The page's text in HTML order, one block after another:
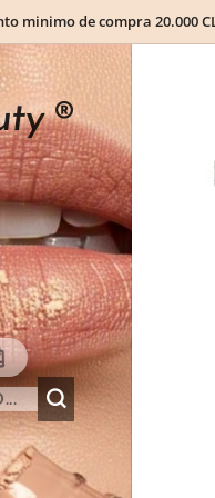
minimo de compra 20.000
®